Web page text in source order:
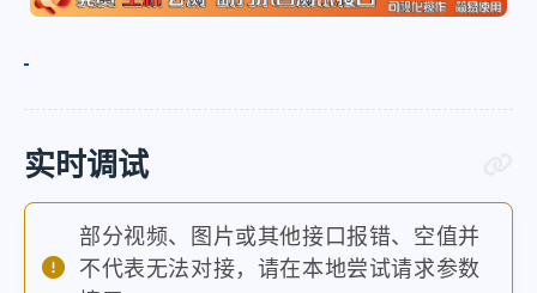
实时调试
部分视频、图片或其他接口报错、空值并
不代表无法对接，请在本地尝试请求参数